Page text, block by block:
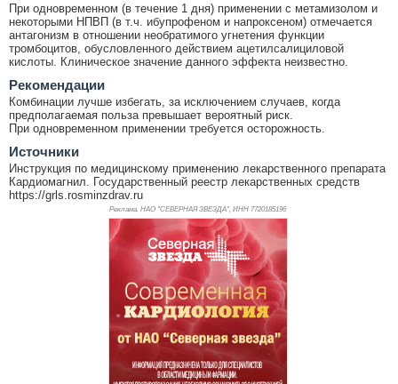
При одновременном (в течение 1 дня) применении с метамизолом и
некоторыми НПВП (в т.ч. ибупрофеном и напроксеном) отмечается
антагонизм в отношении необратимого угнетения функции
тромбоцитов, обусловленного действием ацетилсалициловой
кислоты. Клиническое значение данного эффекта неизвестно.
Рекомендации
Комбинации лучше избегать, за исключением случаев, когда
предполагаемая польза превышает вероятный риск.
При одновременном применении требуется осторожность.
Источники
Инструкция по медицинскому применению лекарственного препарата
Кардиомагнил. Государственный реестр лекарственных средств
https://grls.rosminzdrav.ru
Реклама. НАО "СЕВЕРНАЯ ЗВЕЗДА", ИНН 7720185196